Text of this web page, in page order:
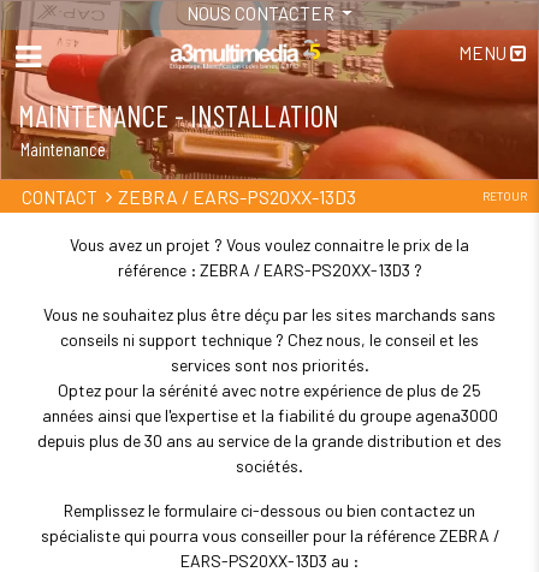
NOUS CONTACTER
MENU
MAINTENANCE - INSTALLATION
Maintenance
CONTACT ZEBRA / EARS-PS20XX-13D3 RETOUR
Vous avez un projet ? Vous voulez connaitre le prix de la
référence : ZEBRA / EARS-PS20XX-13D3 ?
Vous ne souhaitez plus être déçu par les sites marchands sans
conseils ni support technique ? Chez nous, le conseil et les
services sont nos priorités.
Optez pour la sérénité avec notre expérience de plus de 25
années ainsi que l'expertise et la fiabilité du groupe agena3000
depuis plus de 30 ans au service de la grande distribution et des
sociétés.
Remplissez le formulaire ci-dessous ou bien contactez un
spécialiste qui pourra vous conseiller pour la référence ZEBRA /
EARS-PS20XX-13D3 au :